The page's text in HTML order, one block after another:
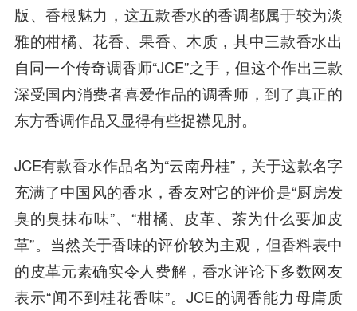
版、香根魅力，这五款香水的香调都属于较为淡
雅的柑橘、花香、果香、木质，其中三款香水出
自同一个传奇调香师“JCE”之手，但这个作出三款
深受国内消费者喜爱作品的调香师，到了真正的
东方香调作品又显得有些捉襟见肘。
JCE有款香水作品名为“云南丹桂”，关于这款名字
充满了中国风的香水，香友对它的评价是“厨房发
臭的臭抹布味”、“柑橘、皮革、茶为什么要加皮
革”。当然关于香味的评价较为主观，但香料表中
的皮革元素确实令人费解，香水评论下多数网友
表示“闻不到桂花香味”。JCE的调香能力母庸质